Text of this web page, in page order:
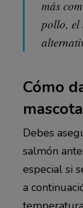
más
pollo, el
Cómo
mascota
Debes
salmón
especial si
a